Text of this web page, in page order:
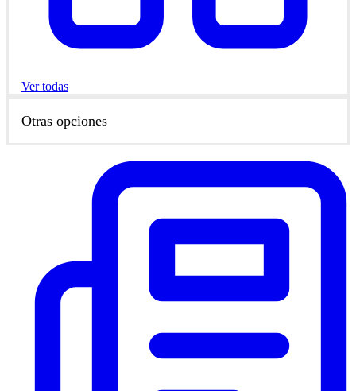
Ver todas
Otras opciones